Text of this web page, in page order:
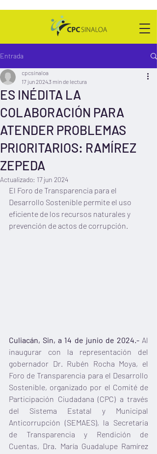
Entrada
ES INÉDITA LA
COLABORACIÓN PARA
ATENDER PROBLEMAS
PRIORITARIOS: RAMÍREZ
ZEPEDA
cpcsinaloa
17 jun 20243 min de lectura
Actualizado: 17 jun 2024
El Foro de Transparencia para el
Desarrollo Sostenible permite el uso
eficiente de los recursos naturales y
prevención de actos de corrupción.
Culiacán, Sin, a 14 de junio de 2024.- Al
inaugurar con la representación del
gobernador Dr. Rubén Rocha Moya, el
Foro de Transparencia para el Desarrollo
Sostenible, organizado por el Comité de
Participación Ciudadana (CPC) a través
del Sistema Estatal y Municipal
Anticorrupción (SEMAES), la Secretaria
de Transparencia y Rendición de
Cuentas, Dra. María Guadalupe Ramírez